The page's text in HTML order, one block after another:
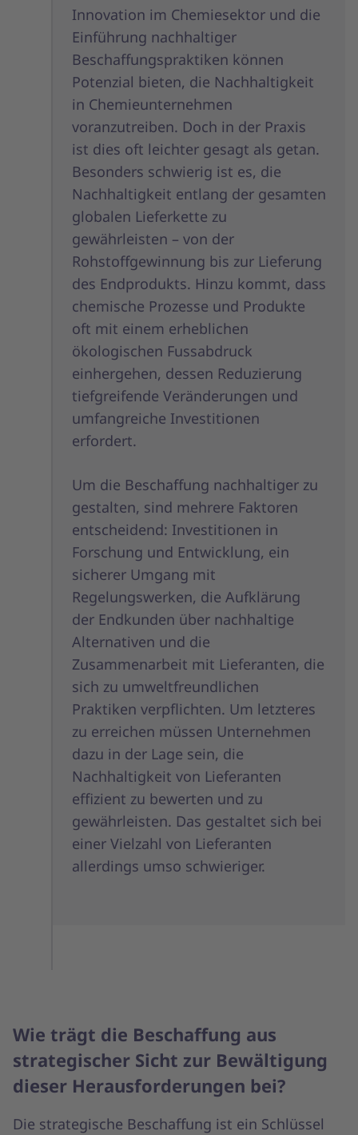
Innovation im Chemiesektor und die
Einführung nachhaltiger
Beschaffungspraktiken können
Potenzial bieten, die Nachhaltigkeit
in Chemieunternehmen
voranzutreiben. Doch in der Praxis
ist dies oft leichter gesagt als getan.
Besonders schwierig ist es, die
Nachhaltigkeit entlang der gesamten
globalen Lieferkette zu
gewährleisten – von der
Rohstoffgewinnung bis zur Lieferung
des Endprodukts. Hinzu kommt, dass
chemische Prozesse und Produkte
oft mit einem erheblichen
ökologischen Fussabdruck
einhergehen, dessen Reduzierung
tiefgreifende Veränderungen und
umfangreiche Investitionen
erfordert.
Um die Beschaffung nachhaltiger zu
gestalten, sind mehrere Faktoren
entscheidend: Investitionen in
Forschung und Entwicklung, ein
sicherer Umgang mit
Regelungswerken, die Aufklärung
der Endkunden über nachhaltige
Alternativen und die
Zusammenarbeit mit Lieferanten, die
sich zu umweltfreundlichen
Praktiken verpflichten. Um letzteres
zu erreichen müssen Unternehmen
dazu in der Lage sein, die
Nachhaltigkeit von Lieferanten
effizient zu bewerten und zu
gewährleisten. Das gestaltet sich bei
einer Vielzahl von Lieferanten
allerdings umso schwieriger.
Wie trägt die Beschaffung aus
strategischer Sicht zur Bewältigung
dieser Herausforderungen bei?
Die strategische Beschaffung ist ein Schlüssel